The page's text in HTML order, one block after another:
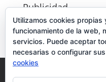
Publicidad
Utilizamos cookies
funcionamiento de la web,
servicios. Puede aceptar
necesarias o configurar
cookies